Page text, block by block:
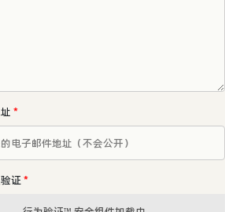
*
证 *